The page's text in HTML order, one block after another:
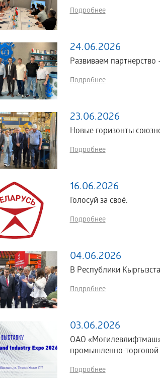
Подробнее
24.06.2026
Развиваем
Подробнее
23.06.2026
Новые горизонты
Подробнее
16.06.2026
Голосуй за своё.
Подробнее
04.06.2026
В Республики
Подробнее
03.06.2026
ОАО
промышленно-
Подробнее